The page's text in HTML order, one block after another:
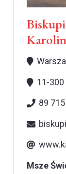
11-
89
Msze